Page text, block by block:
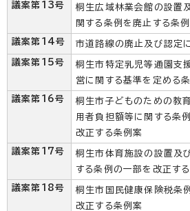
議案第13号
桐生広域林業会館の設置
関する条例を廃止する条
議案第14号 市道路線の廃止及び認定
議案第15号
桐生市特定乳児等通園支
営に関する基準を定める
議案第16号
桐生市子どものための教育
用者負担額等に関する条
改正する条例案
議案第17号
桐生市体育施設の設置及
する条例の一部を改正す
議案第18号
桐生市国民健康保険税条
改正する条例案